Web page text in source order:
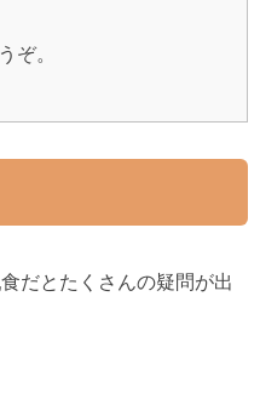
ぞ。
だとたくさんの疑問が出